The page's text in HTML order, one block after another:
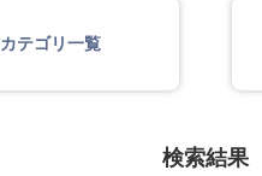
カテゴリ一覧
検索結果